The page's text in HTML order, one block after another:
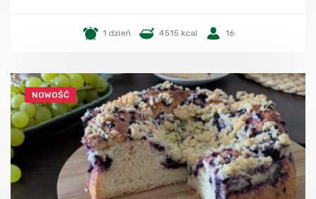
1 dzień 4515 kcal 16
NOWOŚĆ